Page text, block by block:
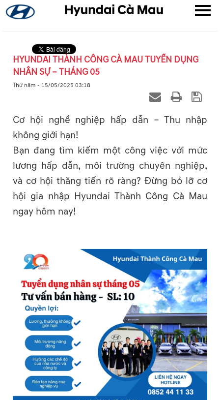
HYUNDAI THÀNH CÔNG CÀ MAU TUYỂN DỤNG
NHÂN SỰ – THÁNG 05
Thứ năm - 15/05/2025 03:18
Cơ hội nghề nghiệp hấp dẫn – Thu nhập
không giới hạn!
Bạn đang tìm kiếm một công việc với mức
lương hấp dẫn, môi trường chuyên nghiệp,
và cơ hội thăng tiến rõ ràng? Đừng bỏ lỡ cơ
hội gia nhập Hyundai Thành Công Cà Mau
ngay hôm nay!